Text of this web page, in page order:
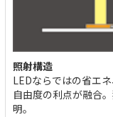
照射構造
LEDならではの省エ
自由度の利点が融合
明。